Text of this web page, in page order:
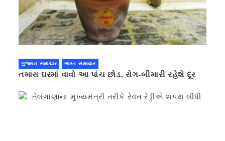
ગુજરાત સમાચાર ભારત સમાચાર
તમારા ઘરમાં વાવો આ પાંચ છોડ, રોગ-બીમારી રહેશે દૂર